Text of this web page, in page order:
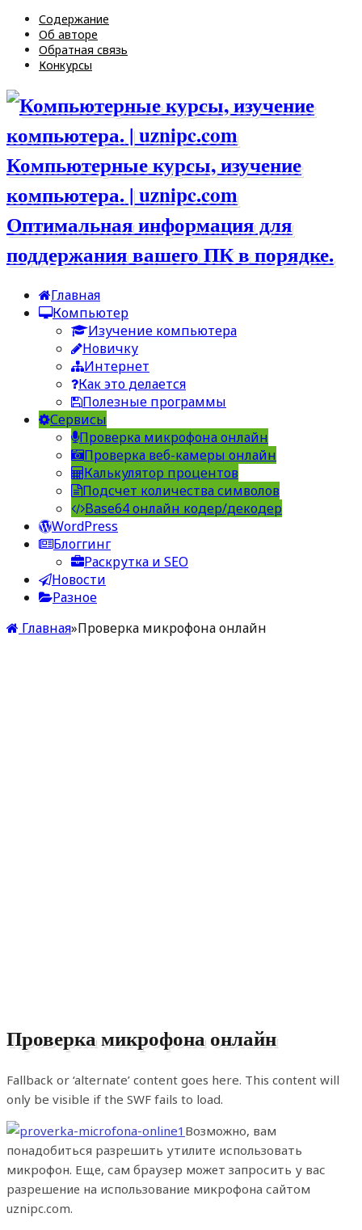
Содержание
Об авторе
Обратная связь
Конкурсы
Компьютерные курсы, изучение
компьютера. | uznipc.com
Оптимальная информация для
поддержания вашего ПК в порядке.
Главная
Компьютер
Изучение компьютера
Новичку
Интернет
Как это делается
Полезные программы
Сервисы
Проверка микрофона онлайн
Проверка веб-камеры онлайн
Калькулятор процентов
Подсчет количества символов
Base64 онлайн кодер/декодер
WordPress
Блоггинг
Раскрутка и SEO
Новости
Разное
Главная»Проверка микрофона онлайн
Проверка микрофона онлайн
Fallback or ‘alternate’ content goes here. This content will
only be visible if the SWF fails to load.
Возможно, вам
понадобиться разрешить утилите использовать
микрофон. Еще, сам браузер может запросить у вас
разрешение на использование микрофона сайтом
uznipc.com.